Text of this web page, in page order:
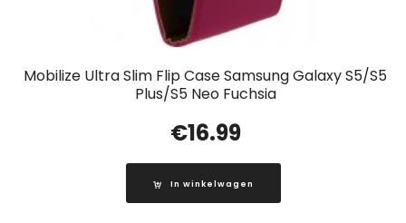
Mobilize Ultra Slim Flip Case Samsung Galaxy S5/S5
Plus/S5 Neo Fuchsia
€16.99
In winkelwagen